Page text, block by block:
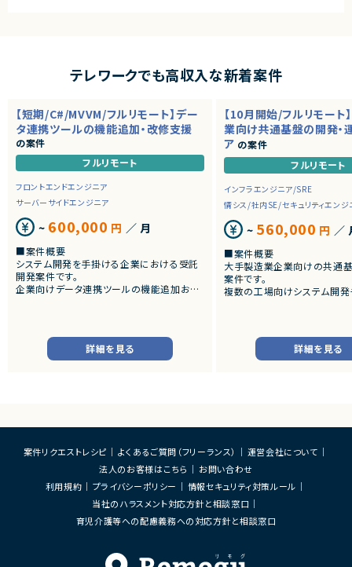
テレワークでも高収入な新着案件
【短期/C#/MVVM/フルリモート】デー
タ連携ツールの機能追加・改修支援
の案件
フルリモート
フロントエンドエンジニア
サーバーサイドエンジニア
~ 600,000 円 ／ 月
■案件概要
システム開発を手掛ける企業における受託
開発案件です。
企業向けデータ連携ツールの機能追加およ
定です。
■業務内容
・基本設計、詳細設計書の作成
・レビューおよびドキュメント整備
既存プロジェクトにおける開発体制強化の
詳細を見る
【10月開始/フルリモート
業向け共通基盤の開発・
ア の案件
フルリモート
インフラエンジニア/SRE
情シス/社内SE/セキュリティエンジ
~ 560,000 円 ／
■案件概要
大手製造業企業向けの共通
案件です。
複数の工場向けシステム開発
■業務内容
運用・改善
・SREの観点からの信頼性向
実施
・開発チーム向けプラットフ
よび運用支援
■募集背景
・工場向けシステム開発チー
詳細を見る
案件リクエストレシピ よくあるご質問（フリーランス）
運営会社について
法人のお客様はこちら
お問い合わせ
利用規約
プライバシーポリシー
情報セキュリティ対策ルール
当社のハラスメント対応方針と相談窓口
育児介護等への配慮義務への対応方針と相談窓口